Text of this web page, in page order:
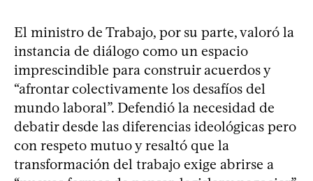
El ministro de Trabajo, por su parte, valoró la
instancia de diálogo como un espacio
imprescindible para construir acuerdos y
“afrontar colectivamente los desafíos del
mundo laboral”. Defendió la necesidad de
debatir desde las diferencias ideológicas pero
con respeto mutuo y resaltó que la
transformación del trabajo exige abrirse a